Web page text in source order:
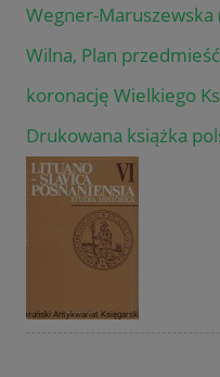
Wegner-Maruszewska
Wilna, Plan
koronację Wielkiego
Drukowana książka